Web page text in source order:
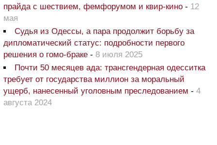
прайда с шествием, фемфорумом и квир-кино - 12
мая
Судья из Одессы, а пара продолжит борьбу за
дипломатический статус: подробности первого
решения о гомо-браке - 8 июля 2025
Почти 50 месяцев ада: трансгендерная одесситка
требует от государства миллион за моральный
ущерб, нанесенный уголовным преследованием - 4
августа 2024